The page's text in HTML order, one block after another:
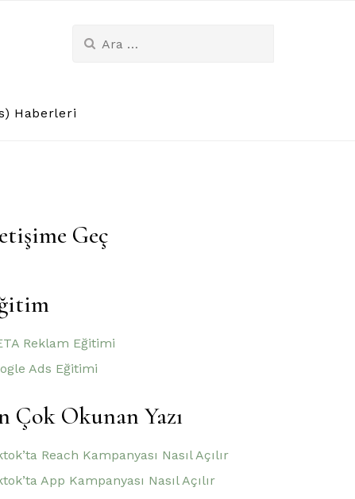
Haberleri
Geç
Reklam Eğitimi
Ads Eğitimi
Çok Okunan Yazı
Reach Kampanyası Nasıl Açılır
App Kampanyası Nasıl Açılır